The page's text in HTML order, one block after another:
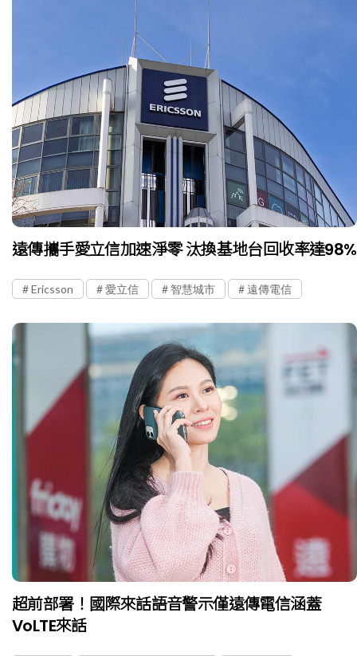
遠傳攜手愛立信加速淨零 汰換基地台回收率達98%
Ericsson 愛立信 智慧城市 遠傳電信
超前部署！國際來話語音警示僅遠傳電信涵蓋
VoLTE來話